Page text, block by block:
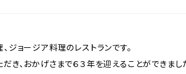
ジョージア料理のレストランです。
、おかげさまで６３年を迎えることができまし